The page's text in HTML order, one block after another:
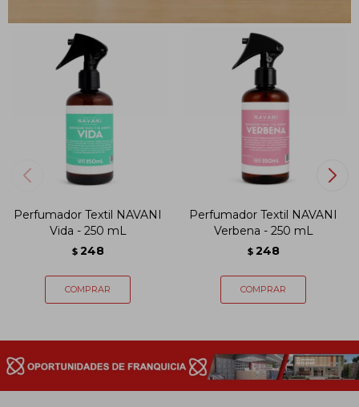
Perfumador Textil NAVANI
Vida - 250 mL
$ 248
Perfumador Textil NAVANI
Verbena - 250 mL
$ 248